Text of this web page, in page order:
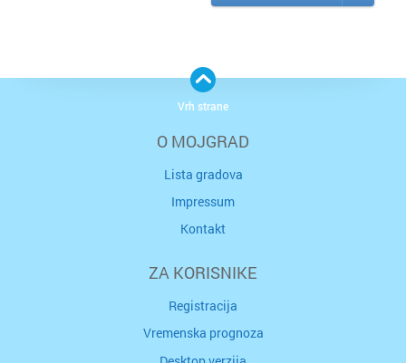
O MOJGRAD
Lista gradova
Impressum
Kontakt
ZA KORISNIKE
Registracija
Vremenska prognoza
Vrh strane